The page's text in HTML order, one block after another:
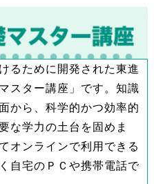
るために開発された東進
スター講座」です。知識
から、科学的かつ効率的
な学力の土台を固めま
オンラインで利用できる
自宅のＰＣや携帯電話で